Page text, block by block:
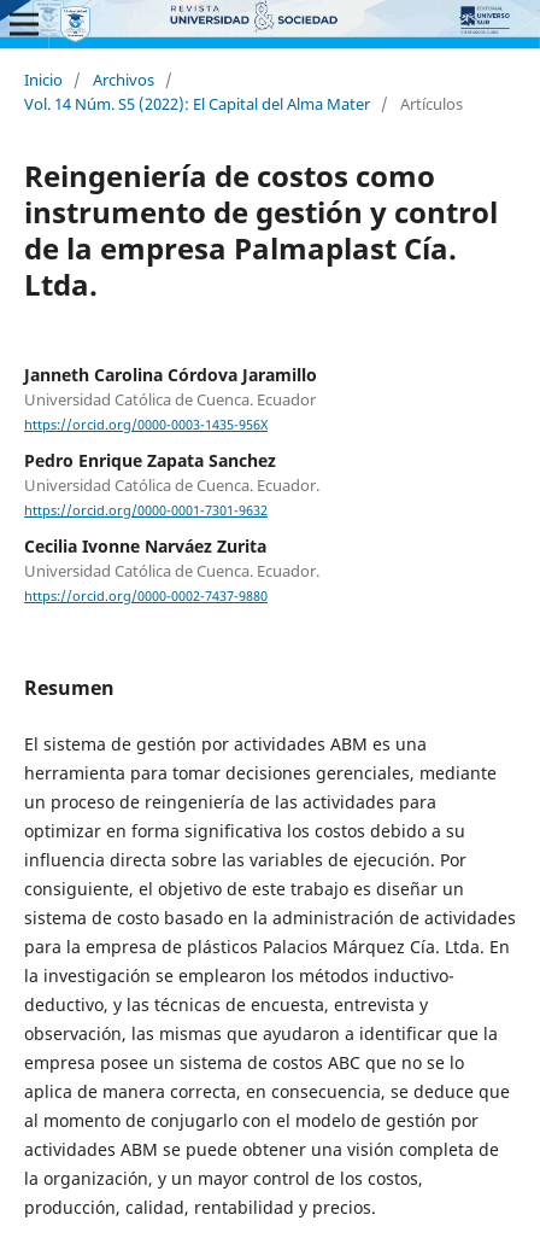
Inicio / Archivos /
Vol. 14 Núm. S5 (2022): El Capital del Alma Mater / Artículos
Reingeniería de costos como
instrumento de gestión y control
de la empresa Palmaplast Cía.
Ltda.
Janneth Carolina Córdova Jaramillo
Universidad Católica de Cuenca. Ecuador
https://orcid.org/0000-0003-1435-956X
Pedro Enrique Zapata Sanchez
Universidad Católica de Cuenca. Ecuador.
https://orcid.org/0000-0001-7301-9632
Cecilia Ivonne Narváez Zurita
Universidad Católica de Cuenca. Ecuador.
https://orcid.org/0000-0002-7437-9880
Resumen
El sistema de gestión por actividades ABM es una
herramienta para tomar decisiones gerenciales, mediante
un proceso de reingeniería de las actividades para
optimizar en forma significativa los costos debido a su
influencia directa sobre las variables de ejecución. Por
consiguiente, el objetivo de este trabajo es diseñar un
sistema de costo basado en la administración de actividades
para la empresa de plásticos Palacios Márquez Cía. Ltda. En
la investigación se emplearon los métodos inductivo-
deductivo, y las técnicas de encuesta, entrevista y
observación, las mismas que ayudaron a identificar que la
empresa posee un sistema de costos ABC que no se lo
aplica de manera correcta, en consecuencia, se deduce que
al momento de conjugarlo con el modelo de gestión por
actividades ABM se puede obtener una visión completa de
la organización, y un mayor control de los costos,
producción, calidad, rentabilidad y precios.